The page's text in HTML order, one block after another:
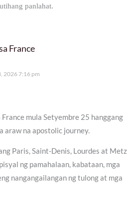
panlahat.
France
2026 7:16 pm
mula Setyembre 25 hanggang
araw na apostolic journey.
Paris, Saint-Denis, Lourdes at Metz
ng pamahalaan, kabataan, mga
nangangailangan ng tulong at mga